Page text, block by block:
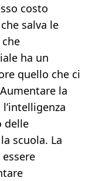
costo
salva le
ha un
quello che ci
la
delle
scuola. La